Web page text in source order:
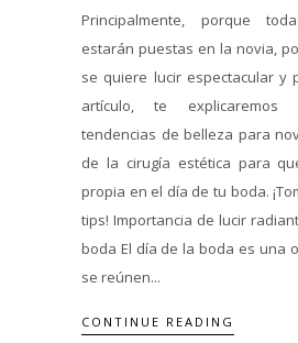
Principalmente, porque
estarán puestas en la novia,
se quiere lucir espectacular y
artículo, te explicaremos
tendencias de belleza para
de la cirugía estética para
propia en el día de tu boda.
tips! Importancia de lucir
boda El día de la boda es una
se reúnen...
CONTINUE READING